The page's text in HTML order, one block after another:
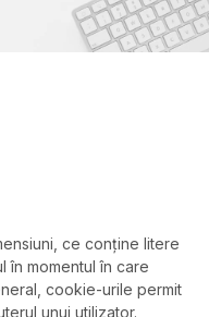
ce conține litere
în momentul în care
cookie-urile permit
unui utilizator.